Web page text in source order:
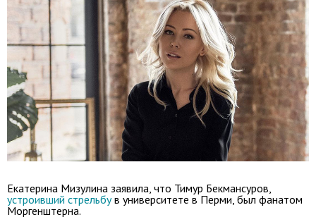
Екатерина Мизулина заявила, что Тимур Бекмансуров,
устроивший стрельбув университете в Перми, был фанатом
Моргенштерна.